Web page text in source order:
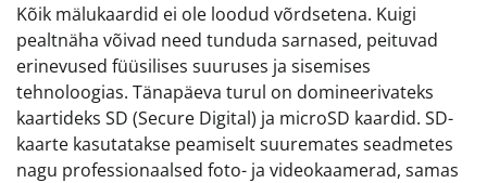
Kõik mälukaardid ei ole loodud võrdsetena. Kuigi
pealtnäha võivad need tunduda sarnased, peituvad
erinevused füüsilises suuruses ja sisemises
tehnoloogias. Tänapäeva turul on domineerivateks
kaartideks SD (Secure Digital) ja microSD kaardid. SD-
kaarte kasutatakse peamiselt suuremates seadmetes
nagu professionaalsed foto- ja videokaamerad, samas